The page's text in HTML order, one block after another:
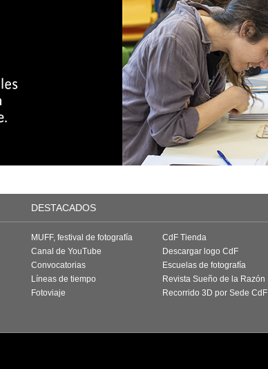
DESTACADOS
MUFF, festival de fotografía
Canal de YouTube
Convocatorias
Líneas de tiempo
Fotoviaje
CdF Tienda
Descargar logo CdF
Escuelas de fotografía
Revista Sueño de la Razón
Recorrido 3D por Sede CdF